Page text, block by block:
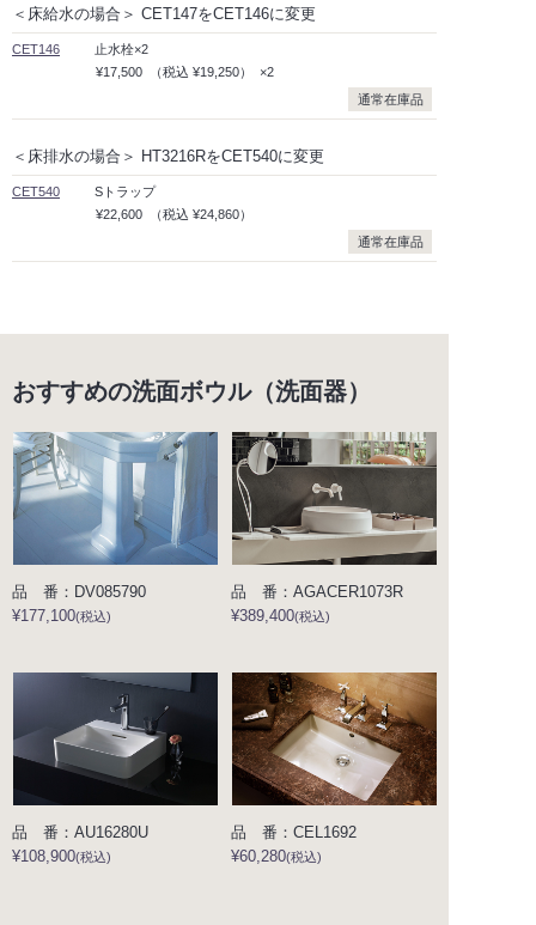
＜床給水の場合＞ CET147をCET146に変更
CET146
止水栓×2
¥17,500
（税込 ¥19,250）
×2
通常在庫品
＜床排水の場合＞ HT3216RをCET540に変更
CET540
Sトラップ
¥22,600
（税込 ¥24,860）
通常在庫品
おすすめの洗面ボウル（洗面器）
品 番：DV085790
¥177,100(税込)
品 番：AGACER1073R
¥389,400(税込)
品 番：AU16280U
¥108,900(税込)
品 番：CEL1692
¥60,280(税込)